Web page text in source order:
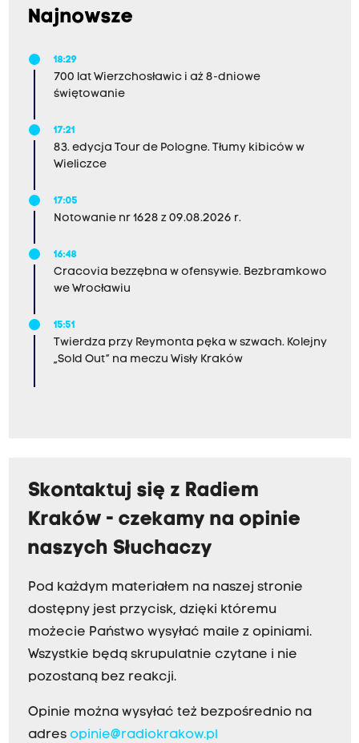
Najnowsze
18:29
700 lat Wierzchosławic i aż 8-dniowe
świętowanie
17:21
83. edycja Tour de Pologne. Tłumy kibiców w
Wieliczce
17:05
Notowanie nr 1628 z 09.08.2026 r.
16:48
Cracovia bezzębna w ofensywie. Bezbramkowo
we Wrocławiu
15:51
Twierdza przy Reymonta pęka w szwach. Kolejny
„Sold Out” na meczu Wisły Kraków
Skontaktuj się z Radiem
Kraków - czekamy na opinie
naszych Słuchaczy
Pod każdym materiałem na naszej stronie
dostępny jest przycisk, dzięki któremu
możecie Państwo wysyłać maile z opiniami.
Wszystkie będą skrupulatnie czytane i nie
pozostaną bez reakcji.
Opinie można wysyłać też bezpośrednio na
adres opinie@radiokrakow.pl